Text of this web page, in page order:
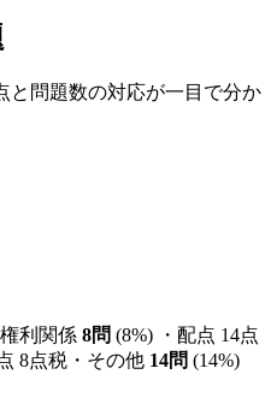
と問題数の対応が一目で分か
権利関係 8問 (8%) ・配点 14点
8点税・その他 14問 (14%)